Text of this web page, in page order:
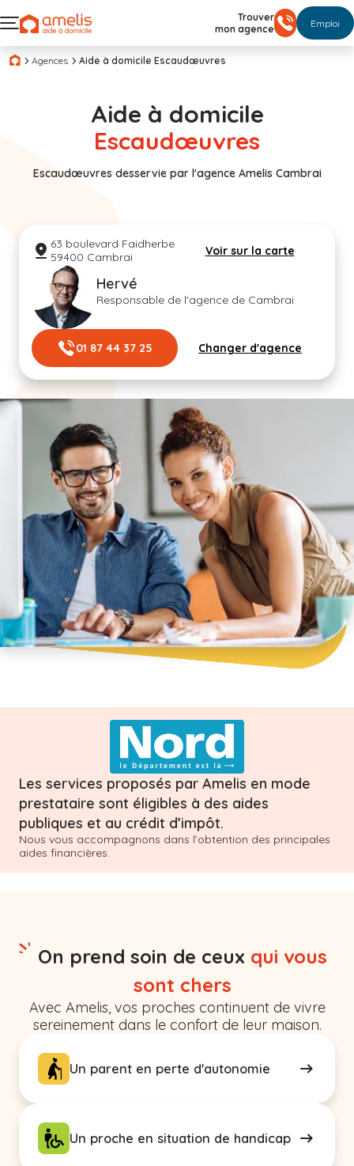
Trouver
mon agence
Emploi
Agences Aide à domicile Escaudœuvres
Aide à domicile
Escaudœuvres
Escaudœuvres desservie par l'agence Amelis Cambrai
63 boulevard Faidherbe
59400 Cambrai
Voir sur la carte
Hervé
Responsable de l'agence de Cambrai
01 87 44 37 25 Changer d'agence
Les services proposés par Amelis en mode
prestataire sont éligibles à des aides
publiques et au crédit d’impôt.
Nous vous accompagnons dans l’obtention des principales
aides financières.
On prend soin de ceux qui vous
sont chers
Avec Amelis, vos proches continuent de vivre
sereinement dans le confort de leur maison.
Un parent en perte d'autonomie
Un proche en situation de handicap